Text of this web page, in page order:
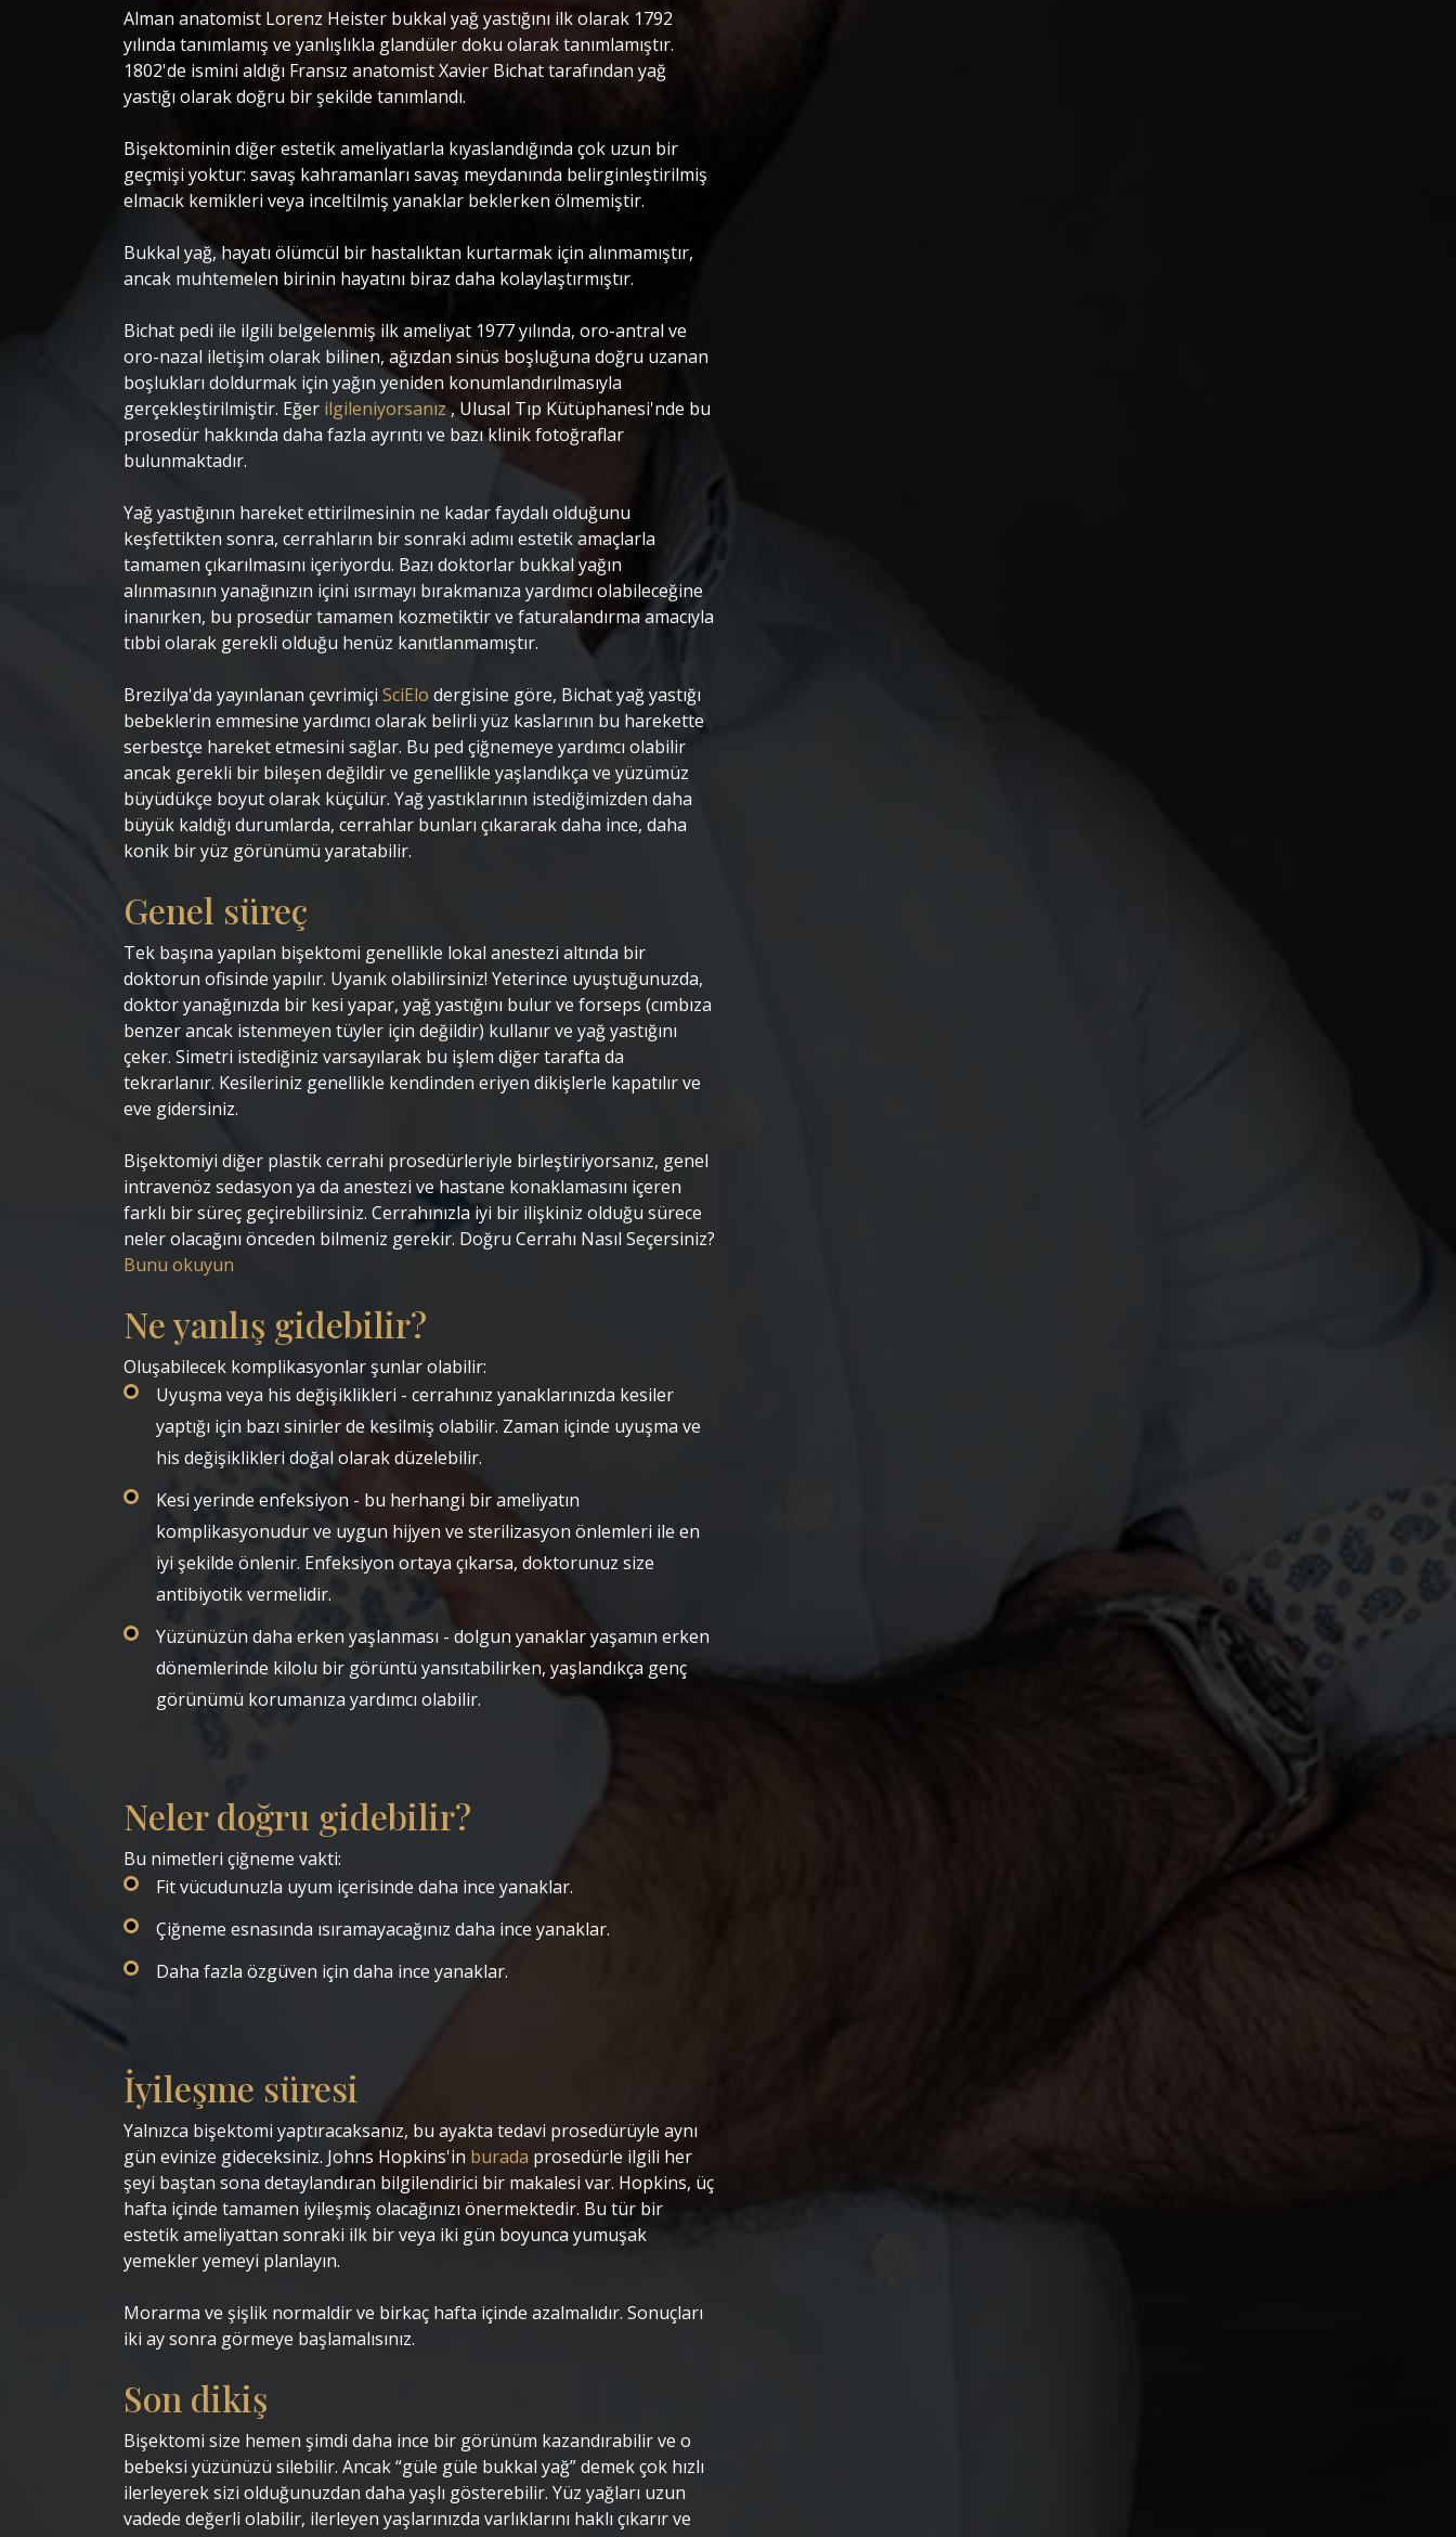
Alman anatomist Lorenz Heister bukkal yağ yastığını ilk olarak 1792
yılında tanımlamış ve yanlışlıkla glandüler doku olarak tanımlamıştır.
1802'de ismini aldığı Fransız anatomist Xavier Bichat tarafından yağ
yastığı olarak doğru bir şekilde tanımlandı.
Bişektominin diğer estetik ameliyatlarla kıyaslandığında çok uzun bir
geçmişi yoktur: savaş kahramanları savaş meydanında belirginleştirilmiş
elmacık kemikleri veya inceltilmiş yanaklar beklerken ölmemiştir.
Bukkal yağ, hayatı ölümcül bir hastalıktan kurtarmak için alınmamıştır,
ancak muhtemelen birinin hayatını biraz daha kolaylaştırmıştır.
Bichat pedi ile ilgili belgelenmiş ilk ameliyat 1977 yılında, oro-antral ve
oro-nazal iletişim olarak bilinen, ağızdan sinüs boşluğuna doğru uzanan
boşlukları doldurmak için yağın yeniden konumlandırılmasıyla
gerçekleştirilmiştir. Eğer ilgileniyorsanız, Ulusal Tıp Kütüphanesi'nde bu
prosedür hakkında daha fazla ayrıntı ve bazı klinik fotoğraflar
bulunmaktadır.
Yağ yastığının hareket ettirilmesinin ne kadar faydalı olduğunu
keşfettikten sonra, cerrahların bir sonraki adımı estetik amaçlarla
tamamen çıkarılmasını içeriyordu. Bazı doktorlar bukkal yağın
alınmasının yanağınızın içini ısırmayı bırakmanıza yardımcı olabileceğine
inanırken, bu prosedür tamamen kozmetiktir ve faturalandırma amacıyla
tıbbi olarak gerekli olduğu henüz kanıtlanmamıştır.
Brezilya'da yayınlanan çevrimiçi SciElo dergisine göre, Bichat yağ yastığı
bebeklerin emmesine yardımcı olarak belirli yüz kaslarının bu harekette
serbestçe hareket etmesini sağlar. Bu ped çiğnemeye yardımcı olabilir
ancak gerekli bir bileşen değildir ve genellikle yaşlandıkça ve yüzümüz
büyüdükçe boyut olarak küçülür. Yağ yastıklarının istediğimizden daha
büyük kaldığı durumlarda, cerrahlar bunları çıkararak daha ince, daha
konik bir yüz görünümü yaratabilir.
Genel süreç
Tek başına yapılan bişektomi genellikle lokal anestezi altında bir
doktorun ofisinde yapılır. Uyanık olabilirsiniz! Yeterince uyuştuğunuzda,
doktor yanağınızda bir kesi yapar, yağ yastığını bulur ve forseps (cımbıza
benzer ancak istenmeyen tüyler için değildir) kullanır ve yağ yastığını
çeker. Simetri istediğiniz varsayılarak bu işlem diğer tarafta da
tekrarlanır. Kesileriniz genellikle kendinden eriyen dikişlerle kapatılır ve
eve gidersiniz.
Bişektomiyi diğer plastik cerrahi prosedürleriyle birleştiriyorsanız, genel
intravenöz sedasyon ya da anestezi ve hastane konaklamasını içeren
farklı bir süreç geçirebilirsiniz. Cerrahınızla iyi bir ilişkiniz olduğu sürece
neler olacağını önceden bilmeniz gerekir. Doğru Cerrahı Nasıl Seçersiniz?
Bunu okuyun
Ne yanlış gidebilir?
Oluşabilecek komplikasyonlar şunlar olabilir:
Uyuşma veya his değişiklikleri - cerrahınız yanaklarınızda kesiler
yaptığı için bazı sinirler de kesilmiş olabilir. Zaman içinde uyuşma ve
his değişiklikleri doğal olarak düzelebilir.
Kesi yerinde enfeksiyon - bu herhangi bir ameliyatın
komplikasyonudur ve uygun hijyen ve sterilizasyon önlemleri ile en
iyi şekilde önlenir. Enfeksiyon ortaya çıkarsa, doktorunuz size
antibiyotik vermelidir.
Yüzünüzün daha erken yaşlanması - dolgun yanaklar yaşamın erken
dönemlerinde kilolu bir görüntü yansıtabilirken, yaşlandıkça genç
görünümü korumanıza yardımcı olabilir.
Neler doğru gidebilir?
Bu nimetleri çiğneme vakti:
Fit vücudunuzla uyum içerisinde daha ince yanaklar.
Çiğneme esnasında ısıramayacağınız daha ince yanaklar.
Daha fazla özgüven için daha ince yanaklar.
İyileşme süresi
Yalnızca bişektomi yaptıracaksanız, bu ayakta tedavi prosedürüyle aynı
gün evinize gideceksiniz. Johns Hopkins'in burada prosedürle ilgili her
şeyi baştan sona detaylandıran bilgilendirici bir makalesi var. Hopkins, üç
hafta içinde tamamen iyileşmiş olacağınızı önermektedir. Bu tür bir
estetik ameliyattan sonraki ilk bir veya iki gün boyunca yumuşak
yemekler yemeyi planlayın.
Morarma ve şişlik normaldir ve birkaç hafta içinde azalmalıdır. Sonuçları
iki ay sonra görmeye başlamalısınız.
Son dikiş
Bişektomi size hemen şimdi daha ince bir görünüm kazandırabilir ve o
bebeksi yüzünüzü silebilir. Ancak “güle güle bukkal yağ” demek çok hızlı
ilerleyerek sizi olduğunuzdan daha yaşlı gösterebilir. Yüz yağları uzun
vadede değerli olabilir, ilerleyen yaşlarınızda varlıklarını haklı çıkarır ve